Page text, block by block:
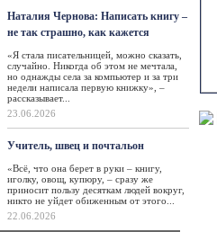
Наталия Чернова: Написать книгу –
не так страшно, как кажется
«Я стала писательницей, можно сказать,
случайно. Никогда об этом не мечтала,
но однажды села за компьютер и за три
недели написала первую книжку», –
рассказывает...
23.06.2026
Учитель, швец и почтальон
«Всё, что она берет в руки – книгу,
иголку, овощ, купюру, – сразу же
приносит пользу десяткам людей вокруг,
никто не уйдет обиженным от этого...
22.06.2026